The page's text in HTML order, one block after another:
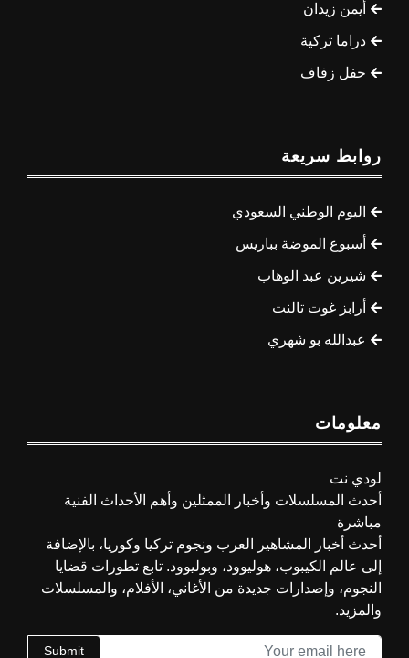
أيمن زيدان
دراما تركية
حفل زفاف
روابط سريعة
اليوم الوطني السعودي
أسبوع الموضة بباريس
شيرين عبد الوهاب
أرابز غوت تالنت
عبدالله بو شهري
معلومات
لودي نت
أحدث المسلسلات وأخبار الممثلين وأهم الأحداث الفنية
مباشرة
أحدث أخبار المشاهير العرب ونجوم تركيا وكوريا، بالإضافة
إلى عالم الكيبوب، هوليوود، وبوليوود. تابع تطورات قضايا
النجوم، وإصدارات جديدة من الأغاني، الأفلام، والمسلسلات
والمزيد.
Submit